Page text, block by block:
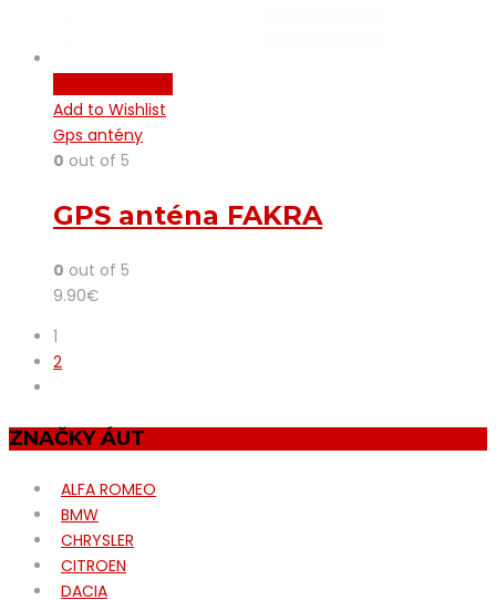
Add to Wishlist
Gps antény
0 out of 5
GPS anténa FAKRA
0 out of 5
9.90€
1
2
ZNAČKY ÁUT
ALFA ROMEO
BMW
CHRYSLER
CITROEN
DACIA